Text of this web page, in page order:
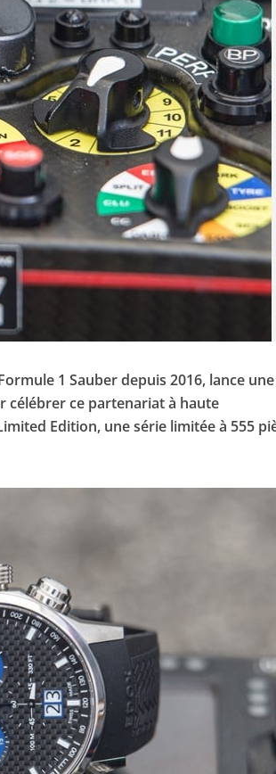
1 Sauber depuis 2016, lance une
célébrer ce partenariat à haute
Edition, une série limitée à 555